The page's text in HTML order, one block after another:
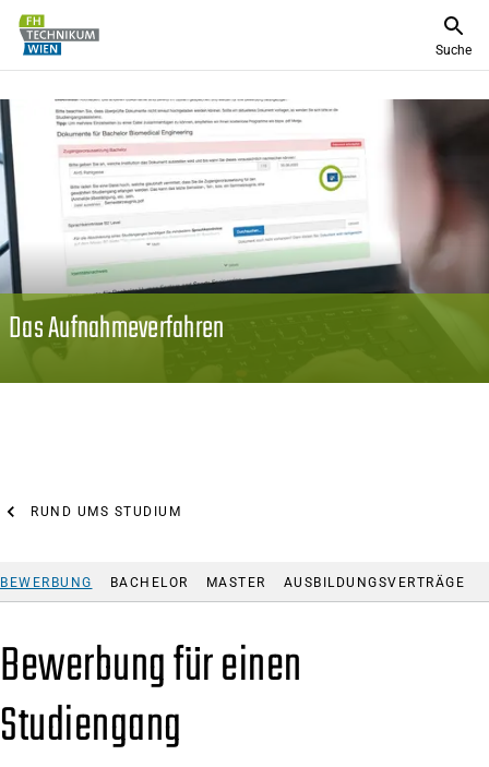
Suche
Das Aufnahmeverfahren
RUND UMS STUDIUM
BEWERBUNG BACHELOR MASTER AUSBILDUNGSVERTRÄGE
Bewerbung für einen
Studiengang